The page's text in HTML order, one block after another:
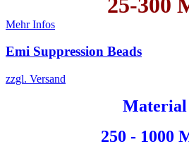
Mehr Infos
Emi Suppression Beads
zzgl. Versand
Material
250 - 1000